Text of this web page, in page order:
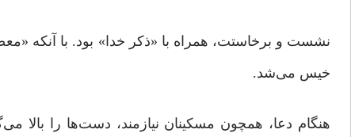
نشست و برخاستت، همراه با «ذکر خدا» بود. با آنکه
خیس می‌شد.
هنگام دعا، همچون مسکینان نیازمند، دست‌ها را بالا